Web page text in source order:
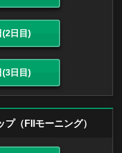
(2日目)
(3日目)
（FIIモーニング）